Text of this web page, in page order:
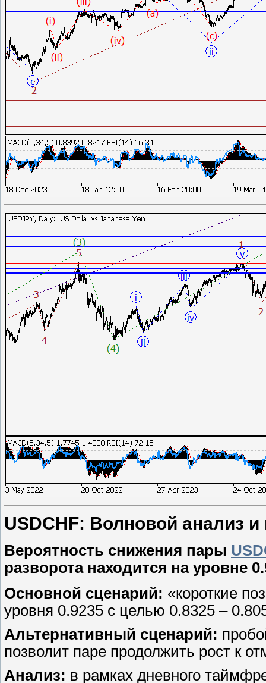
USDCHF: Волновой анализ и
Вероятность снижения пары
разворота находится на уровне
Основной сценарий: «короткие
уровня 0.9235 с целью 0.8325 –
Альтернативный сценарий:
позволит паре продолжить рост к
Анализ: в рамках дневного